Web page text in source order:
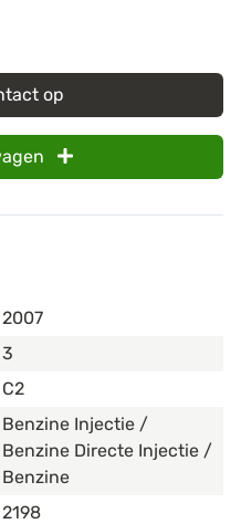
op
2007
3
C2
Benzine Injectie /
Benzine Directe Injectie /
Benzine
2198